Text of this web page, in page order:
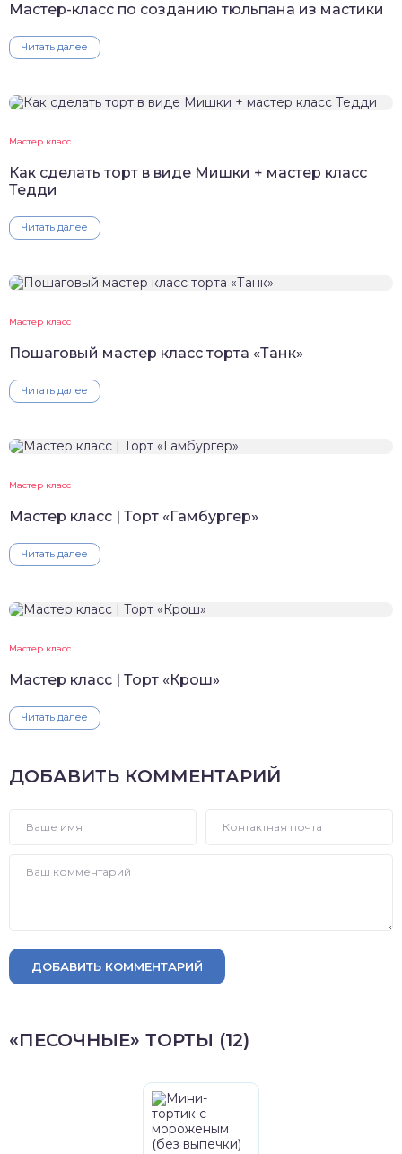
Мастер-класс по созданию тюльпана из мастики
Читать далее
Мастер класс
Как сделать торт в виде Мишки + мастер класс
Тедди
Читать далее
Мастер класс
Пошаговый мастер класс торта «Танк»
Читать далее
Мастер класс
Мастер класс | Торт «Гамбургер»
Читать далее
Мастер класс
Мастер класс | Торт «Крош»
Читать далее
ДОБАВИТЬ КОММЕНТАРИЙ
ДОБАВИТЬ КОММЕНТАРИЙ
«ПЕСОЧНЫЕ» ТОРТЫ (12)